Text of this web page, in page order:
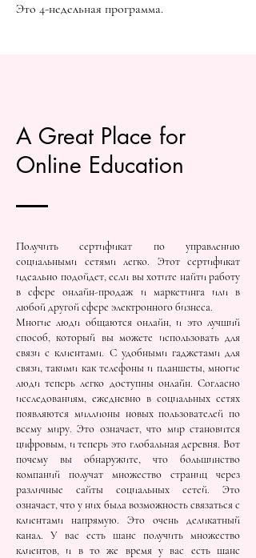
Это 4-недельная программа.
A Great Place for
Online Education
Получить сертификат по управлению
социальными сетями легко. Этот сертификат
идеально подойдет, если вы хотите найти работу
в сфере онлайн-продаж и маркетинга или в
любой другой сфере электронного бизнеса.
Многие люди общаются онлайн, и это лучший
способ, который вы можете использовать для
связи с клиентами. С удобными гаджетами для
связи, такими как телефоны и планшеты, многие
люди теперь легко доступны онлайн. Согласно
исследованиям, ежедневно в социальных сетях
появляются миллионы новых пользователей по
всему миру. Это означает, что мир становится
цифровым, и теперь это глобальная деревня. Вот
почему вы обнаружите, что большинство
компаний получат множество страниц через
различные сайты социальных сетей. Это
означает, что у них была возможность связаться с
клиентами напрямую. Это очень деликатный
канал. У вас есть шанс получить множество
клиентов, и в то же время у вас есть шанс